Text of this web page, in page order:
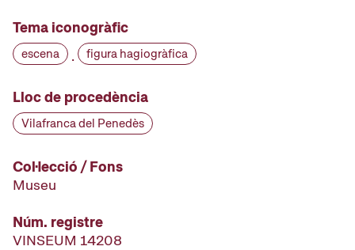
Tema iconogràfic
escena · figura hagiogràfica
Lloc de procedència
Vilafranca del Penedès
Col·lecció / Fons
Museu
Núm. registre
VINSEUM 14208